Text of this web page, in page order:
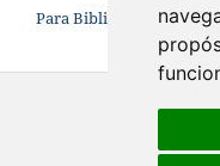
Para Bibliotecários